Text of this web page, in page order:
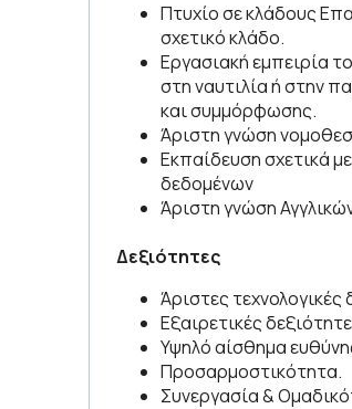
Πτυχίο σε κλάδους
σχετικό κλάδο.
Εργασιακή εμπειρία
στη ναυτιλία ή στην
και συμμόρφωσης.
Άριστη γνώση
Εκπαίδευση σχετικά
δεδομένων
Άριστη γνώση
Δεξιότητες
Άριστες
Εξαιρετικές
Υψηλό αίσθημα
Προσαρμοστικότητα.
Συνεργασία &